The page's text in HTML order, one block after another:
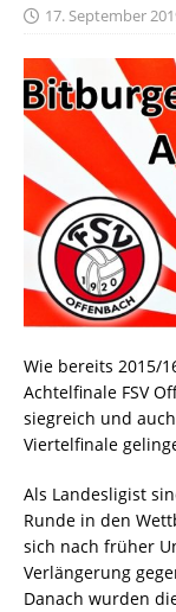
17. September
Wie bereits 2015/
Achtelfinale FSV
siegreich und
Viertelfinale
Als Landesligist
Runde in den
sich nach früher
Verlängerung
Danach wurden